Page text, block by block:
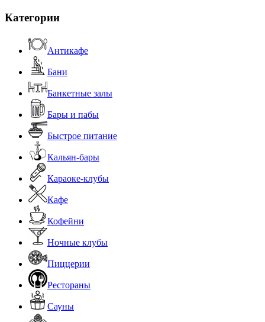
Категории
Антикафе
Бани
Банкетные залы
Бары и пабы
Быстрое питание
Кальян-бары
Караоке-клубы
Кафе
Кофейни
Ночные клубы
Пиццерии
Рестораны
Сауны